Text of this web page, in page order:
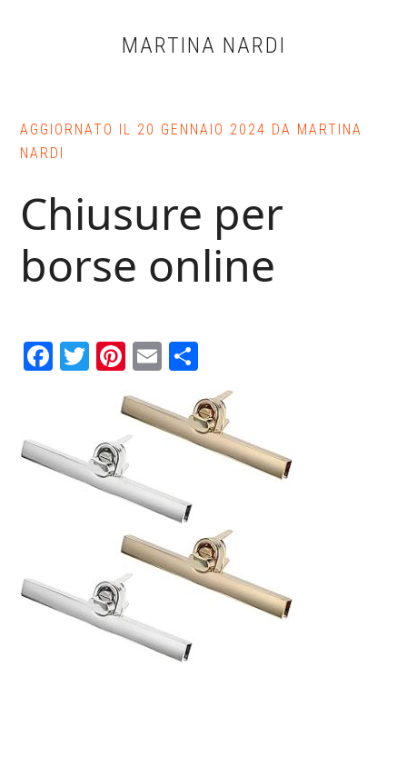
MARTINA NARDI
AGGIORNATO IL 20 GENNAIO 2024 DA MARTINA
NARDI
Chiusure per
borse online
Facebook
TwitterPinterest
Email